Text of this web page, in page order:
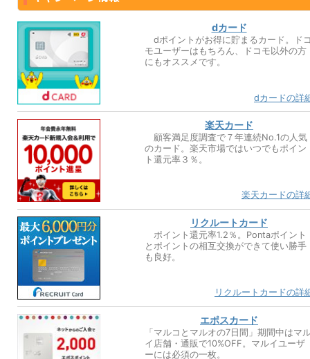
dカード
dポイントがお得に貯まるカード。ド
モユーザーはもちろん、ドコモ以外の方
にもオススメです。
dカードの詳
楽天カード
顧客満足度調査で７年連続No.1の人気
のカード。楽天市場ではいつでもポイン
ト還元率３％。
楽天カードの詳
リクルートカード
ポイント還元率1.2％。Pontaポイント
とポイントの相互交換ができて使い勝手
も良好。
リクルートカードの詳
エポスカード
「マルコとマルオの7日間」期間中はマ
イ店舗・通販で10%OFF。マルイユーザ
ーには必須の一枚。